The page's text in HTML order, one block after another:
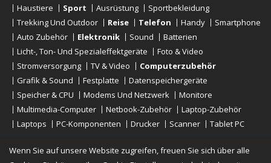
Haustiere
Sport Ausrüstung
Sportbekleidung
Trekking Und Outdoor
Reise Telefon Handy
Smartphone
Auto Zubehör
Elektronik Sound
Batterien
Licht-, Ton- Und Spezialeffektgeräte
Foto & Video
Stromversorgung
TV & Video
Computerzubehör
Grafik & Sound
Festplatte
Datenspeichergeräte
Speicher & CPU
Modems Und Netzwerk
Monitore
Multimedia-Computer
Netbook-Zubehör
Laptop-Zubehör
Laptops
PC-Komponenten Drucker Scanner
Tablet PC
Wenn Sie auf unsere Website zugreifen, freuen Sie sich über alle